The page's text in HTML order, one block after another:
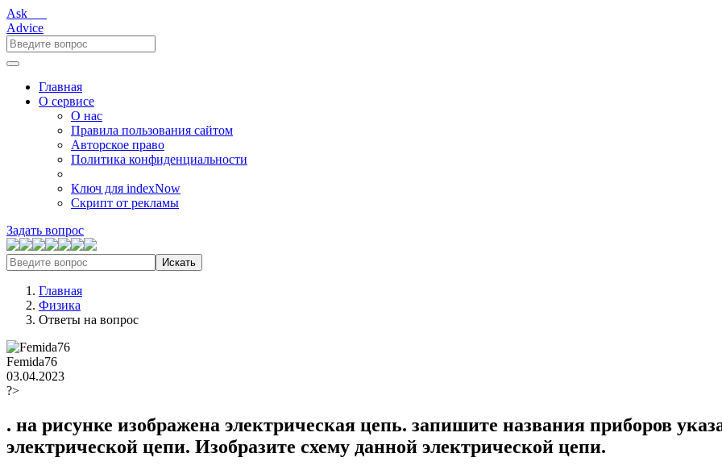
Ask___
Advice
Главная
О сервисе
О нас
Правила пользования сайтом
Авторское право
Политика конфиденциальности
Ключ для indexNow
Скрипт от рекламы
Задать вопрос
Искать
Главная
Физика
Ответы на вопрос
Femida76
03.04.2023
?>
. на рисунке изображена электрическая цепь. запишите названия приборов
электрической цепи. Изобразите схему данной электрической цепи. ​